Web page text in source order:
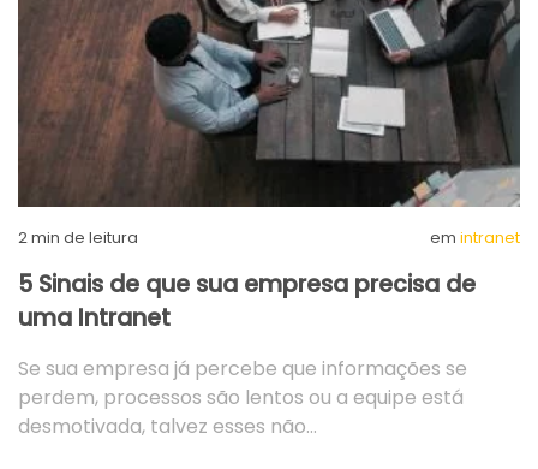
2min de leitura em intranet
5 Sinais de que sua empresa precisa de
uma Intranet
Se sua empresa já percebe que informações se
perdem, processos são lentos ou a equipe está
desmotivada, talvez esses não…